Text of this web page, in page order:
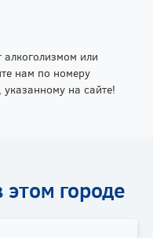
алкоголизмом или
нам по номеру
указанному на сайте!
городе
центр